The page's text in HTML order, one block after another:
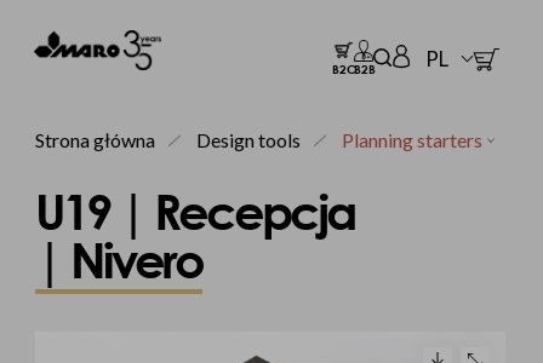
B2CB2B PL
Strona główna Design tools Planning starters
U19 | Recepcja
| Nivero